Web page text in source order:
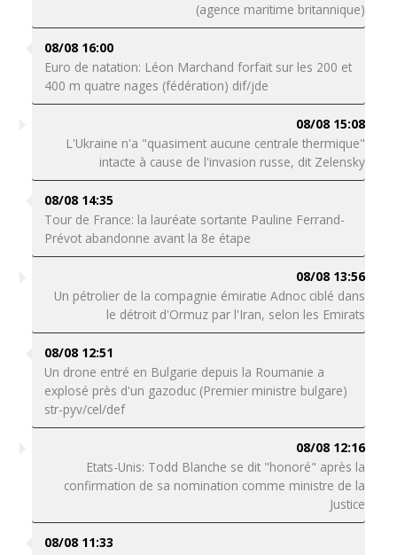
(agence maritime britannique)
08/08 16:00
Euro de natation: Léon Marchand forfait sur les 200 et
400 m quatre nages (fédération) dif/jde
08/08 15:08
L'Ukraine n'a "quasiment aucune centrale thermique"
intacte à cause de l'invasion russe, dit Zelensky
08/08 14:35
Tour de France: la lauréate sortante Pauline Ferrand-
Prévot abandonne avant la 8e étape
08/08 13:56
Un pétrolier de la compagnie émiratie Adnoc ciblé dans
le détroit d'Ormuz par l'Iran, selon les Emirats
08/08 12:51
Un drone entré en Bulgarie depuis la Roumanie a
explosé près d'un gazoduc (Premier ministre bulgare)
str-pyv/cel/def
08/08 12:16
Etats-Unis: Todd Blanche se dit "honoré" après la
confirmation de sa nomination comme ministre de la
Justice
08/08 11:33